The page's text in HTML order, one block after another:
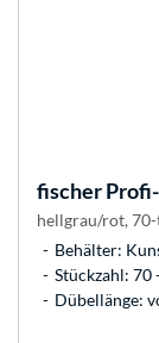
fischer
hellgrau/rot,
Behälter:
Stückzahl:
Dübellänge: